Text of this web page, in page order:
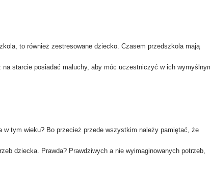
to również zestresowane dziecko. Czasem przedszkola mają
starcie posiadać maluchy, aby móc uczestniczyć w ich
tym wieku? Bo przecież przede wszystkim należy pamiętać, że
dziecka. Prawda? Prawdziwych a nie wyimaginowanych potrzeb,